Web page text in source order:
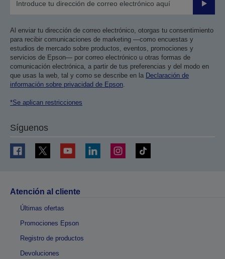
Enviar
Al enviar tu dirección de correo electrónico, otorgas tu consentimiento
para recibir comunicaciones de marketing —como encuestas y
estudios de mercado sobre productos, eventos, promociones y
servicios de Epson— por correo electrónico u otras formas de
comunicación electrónica, a partir de tus preferencias y del modo en
que usas la web, tal y como se describe en la Declaración de
información sobre privacidad de Epson.
*Se aplican restricciones
Síguenos
Atención al cliente
Últimas ofertas
Promociones Epson
Registro de productos
Devoluciones